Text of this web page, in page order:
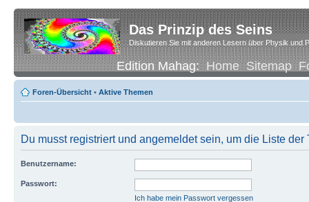
Das Prinzip des Seins
Diskutieren Sie mit anderen Lesern über Physik und
Edition Mahag:Home Sitemap
Foren-Übersicht • Aktive Themen
Du musst registriert und angemeldet sein, um die Liste
Benutzername:
Passwort:
Ich habe mein Passwort vergessen